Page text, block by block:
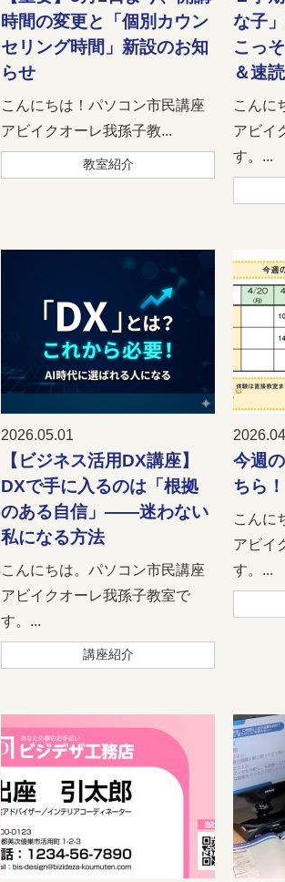
時間の変更と「個別カウン
セリング時間」新設のお知
らせ
こんにちは！パソコン市民講座
アビイクオーレ我孫子教...
教室紹介
な子
こっ
＆速読
こんに
アビイ
す。...
2026.05.01
【ビジネス活用DX講座】
DXで手に入るのは「根拠
のある自信」――迷わない
私になる方法
こんにちは。パソコン市民講座
アビイクオーレ我孫子教室で
す。...
講座紹介
今週
ちら！
こんに
アビイ
す。...